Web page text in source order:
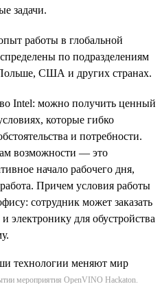
задачи.
работы в глобальной
по подразделениям
США и других странах.
Intel: можно получить ценный
которые гибко
и потребности.
возможности — это
начало рабочего дня,
Причем условия работы
сотрудник может заказать
электронику для обустройства
мероприятия OpenVINO Hackaton.